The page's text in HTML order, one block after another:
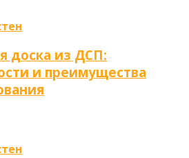
доска из ДСП:
и преимущества